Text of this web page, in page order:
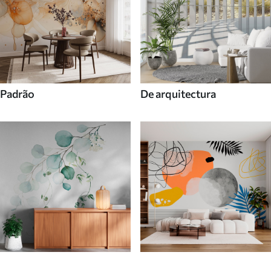
Padrão De arquitectura